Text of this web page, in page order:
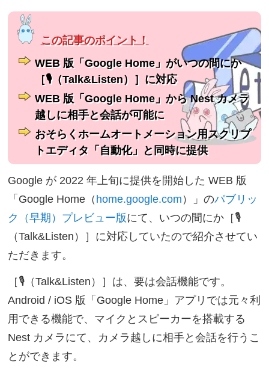
WEB 版「Google Home」がいつの間にか
［🎙（Talk&Listen）］に対応
WEB 版「Google Home」から Nest カメラ
越しに相手と会話が可能に
おそらくホームオートメーション用スクリプ
トエディタ「自動化」と同時に提供
Google が 2022 年上旬に提供を開始した WEB 版
「Google Home（ home.google.com ）」のパブリッ
ク（早期）プレビュー版にて、いつの間にか［🎙
（Talk&Listen）］に対応していたので紹介させてい
ただきます。
［🎙（Talk&Listen）］は、要は会話機能です。
Android / iOS 版「Google Home」アプリでは元々利
用できる機能で、マイクとスピーカーを搭載する
Nest カメラにて、カメラ越しに相手と会話を行うこ
とができます。